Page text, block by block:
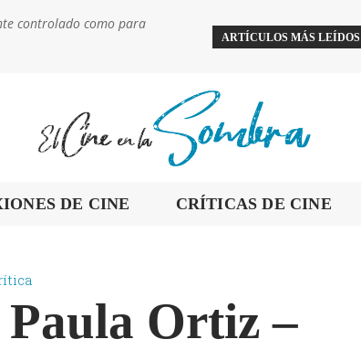
controlado como para
ARTÍCULOS MÁS LEÍDOS
DE CINE CRÍTICAS DE CINE
Ortiz –